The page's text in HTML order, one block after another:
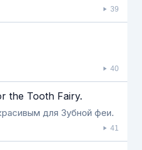
39
40
the Tooth Fairy.
для Зубной феи.
41